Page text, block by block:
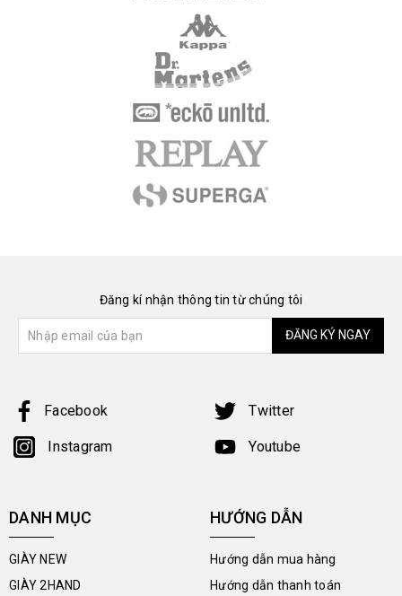
Đăng kí nhận thông tin từ chúng tôi
ĐĂNG KÝ NGAY
Facebook Twitter
Instagram Youtube
DANH MỤC
GIÀY NEW
GIÀY 2HAND
HƯỚNG DẪN
Hướng dẫn mua hàng
Hướng dẫn thanh toán